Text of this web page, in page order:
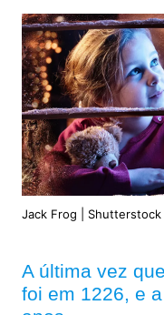
Jack Frog | Shutterstock
A última vez
foi em 1226, e